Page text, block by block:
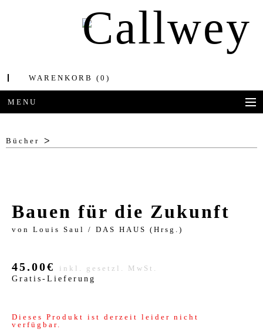
WARENKORB(0)
MENU
CORPORATE PUBLISHING
VERLAG
Bücher
Bauen für die Zukunft
von Louis Saul / DAS HAUS (Hrsg.)
45.00€
inkl. gesetzl. MwSt.
Gratis-Lieferung
Dieses Produkt ist derzeit leider nicht
verfügbar.